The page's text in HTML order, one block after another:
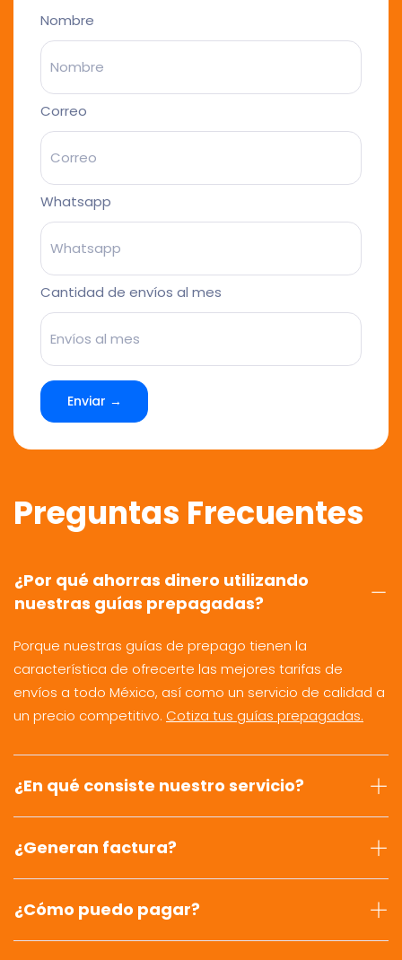
Nombre
Correo
Whatsapp
Cantidad de envíos al mes
Enviar →
Preguntas Frecuentes
¿Por qué ahorras dinero utilizando
nuestras guías prepagadas?
Porque nuestras guías de prepago tienen la
característica de ofrecerte las mejores tarifas de
envíos a todo México, así como un servicio de calidad a
un precio competitivo. Cotiza tus guías prepagadas.
¿En qué consiste nuestro servicio?
¿Generan factura?
¿Cómo puedo pagar?